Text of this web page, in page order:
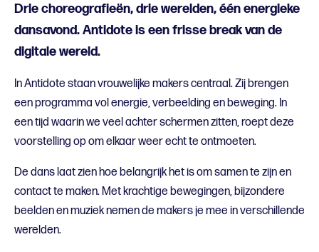
Drie choreografieën, drie werelden, één energieke
dansavond. Antidote is een frisse break van de
digitale wereld.
In Antidote staan vrouwelijke makers centraal. Zij brengen
een programma vol energie, verbeelding en beweging. In
een tijd waarin we veel achter schermen zitten, roept deze
voorstelling op om elkaar weer echt te ontmoeten.
De dans laat zien hoe belangrijk het is om samen te zijn en
contact te maken. Met krachtige bewegingen, bijzondere
beelden en muziek nemen de makers je mee in verschillende
werelden.